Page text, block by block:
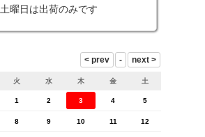
土曜日は出荷のみです
火 水 木 金 土
1 2 3 4 5
8 9 10 11 12